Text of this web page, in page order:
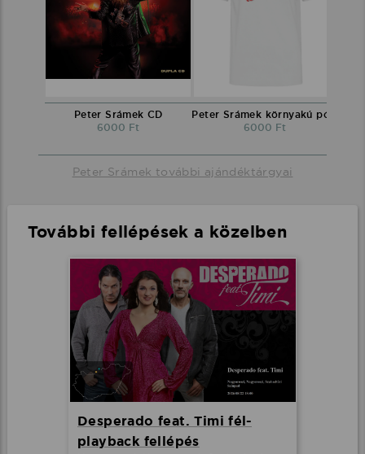
Peter Srámek CD
6000 Ft
6000 Ft
Peter Srámek további ajándéktárgyai
További fellépések a közelben
Desperado feat. Timi fél-
playback fellépés